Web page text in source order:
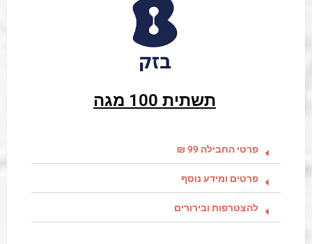
תשתית 100 מגה
פרטי החבילה 99 ₪
פרטים ומידע נוסף
להצטרפות ובירורים